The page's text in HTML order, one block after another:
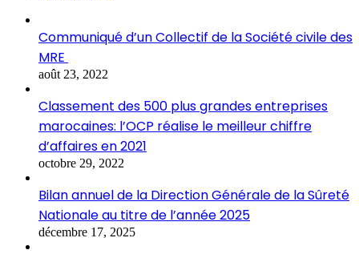
Communiqué d’un Collectif de la Société civile des
MRE
août 23, 2022
Classement des 500 plus grandes entreprises
marocaines: l’OCP réalise le meilleur chiffre
d’affaires en 2021
octobre 29, 2022
Bilan annuel de la Direction Générale de la Sûreté
Nationale au titre de l’année 2025
décembre 17, 2025